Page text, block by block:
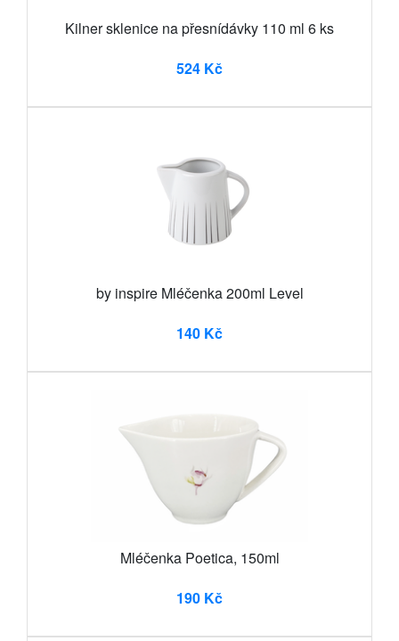
Kilner sklenice na přesnídávky 110 ml 6 ks
524 Kč
by inspire Mléčenka 200ml Level
140 Kč
Mléčenka Poetica, 150ml
190 Kč